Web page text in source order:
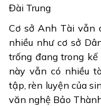
Đài Trung
Cơ sở Anh Tài vẫn
nhiều như cơ sở
trống đang trong kế
này vẫn có nhiều
tập, rèn luyện của
văn nghệ Bảo